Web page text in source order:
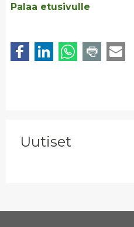
Uutiset
Palaa etusivulle